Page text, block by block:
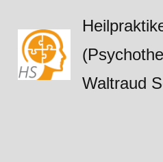
Inhalt
springen
Waltraud